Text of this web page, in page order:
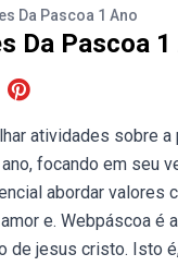
Da Pascoa 1 Ano
Da Pascoa 1
atividades sobre a
focando em seu
abordar valores
e. Webpáscoa é
de jesus cristo. Isto